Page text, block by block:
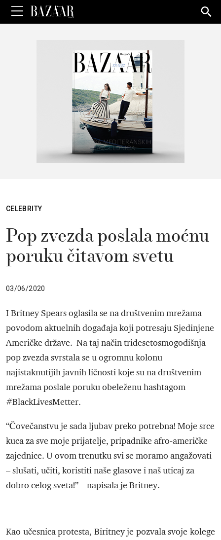
for:
CELEBRITY
Pop zvezda poslala moćnu
poruku čitavom svetu
03/06/2020
I Britney Spears oglasila se na društvenim mrežama
povodom aktuelnih događaja koji potresaju Sjedinjene
Američke države. Na taj način tridesetosmogodišnja
pop zvezda svrstala se u ogromnu kolonu
najistaknutijih javnih ličnosti koje su na društvenim
mrežama poslale poruku obeleženu hashtagom
#BlackLivesMetter.
“Čovečanstvu je sada ljubav preko potrebna! Moje srce
kuca za sve moje prijatelje, pripadnike afro-američke
zajednice. U ovom trenutku svi se moramo angažovati
– slušati, učiti, koristiti naše glasove i naš uticaj za
dobro celog sveta!” – napisala je Britney.
Kao učesnica protesta, Biritney je pozvala svoje kolege